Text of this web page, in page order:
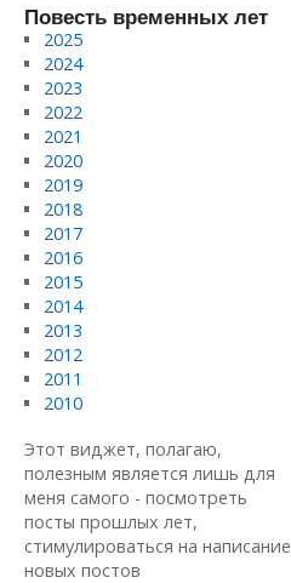
Повесть временных лет
2025
2024
2023
2022
2021
2020
2019
2018
2017
2016
2015
2014
2013
2012
2011
2010
Этот виджет, полагаю,
полезным является лишь для
меня самого - посмотреть
посты прошлых лет,
стимулироваться на написание
новых постов